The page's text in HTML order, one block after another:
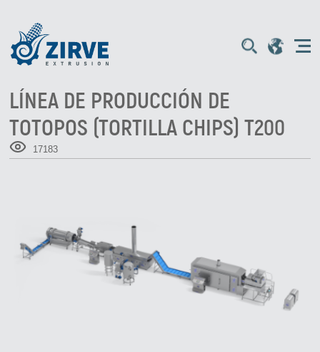
LÍNEA DE PRODUCCIÓN DE
TOTOPOS (TORTILLA CHIPS) T200
17183